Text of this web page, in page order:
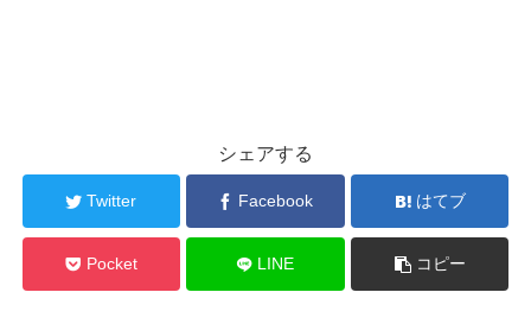
シェアする
Twitter Facebook はてブ
Pocket LINE コピー